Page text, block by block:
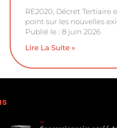
RE2020, Décret Tertiaire
point sur les nouvelles
Publié le : 8 juin 2026
Lire La Suite »